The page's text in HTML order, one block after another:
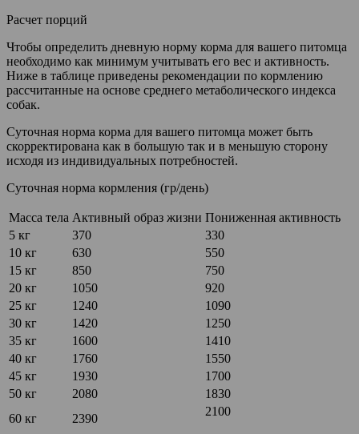
Расчет порций
Чтобы определить дневную норму корма для вашего питомца
необходимо как минимум учитывать его вес и активность.
Ниже в таблице приведены рекомендации по кормлению
рассчитанные на основе среднего метаболического индекса
собак.
Суточная норма корма для вашего питомца может быть
скорректирована как в большую так и в меньшую сторону
исходя из индивидуальных потребностей.
Суточная норма кормления (гр/день)
Масса тела Активный образ жизни Пониженная активность
5 кг
370
330
10 кг
630
550
15 кг
850
750
20 кг
1050
920
25 кг
1240
1090
30 кг
1420
1250
35 кг
1600
1410
40 кг
1760
1550
45 кг
1930
1700
50 кг
2080
1830
60 кг
2390
2100